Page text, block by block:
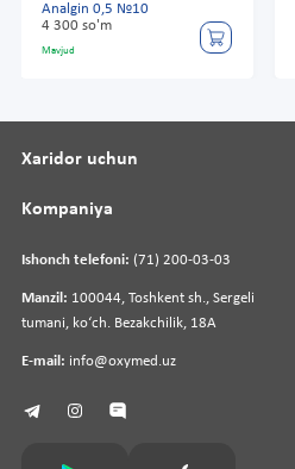
Analgin 0,5 №10
4 300 so'm
Mavjud
Ishonch telefoni: (71) 200-03-03
Manzil: 100044, Toshkent sh., Sergeli
tumani, koʻch. Bezakchilik, 18A
E-mail: info@oxymed.uz
Xaridor uchun
Kompaniya